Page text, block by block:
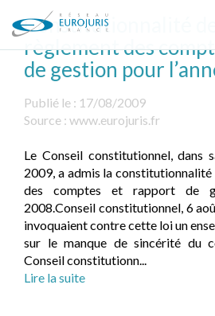
Constitutionnalité de
règlement des
de gestion pour
Publié le : 17/08/2009
Source : www.eurojuris.fr
Le Conseil constitutionnel, dans
2009, a admis la constitutionnalité
des comptes et rapport de
2008.Conseil constitutionnel, 6
invoquaient contre cette loi un
sur le manque de sincérité du
Conseil constitutionn...
Lire la suite